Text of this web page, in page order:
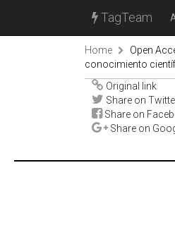
TagTeam
Home
Open
conocimiento
Original link
Share on
Share on
Share on